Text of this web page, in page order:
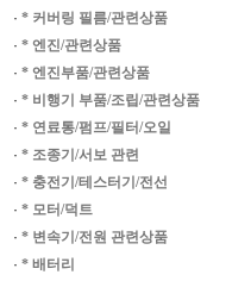
· * 커버링 필름/관련상품
· * 엔진/관련상품
· * 엔진부품/관련상품
· * 비행기 부품/조립/관련상품
· * 연료통/펌프/필터/오일
· * 조종기/서보 관련
· * 충전기/테스터기/전선
· * 모터/덕트
· * 변속기/전원 관련상품
· * 배터리